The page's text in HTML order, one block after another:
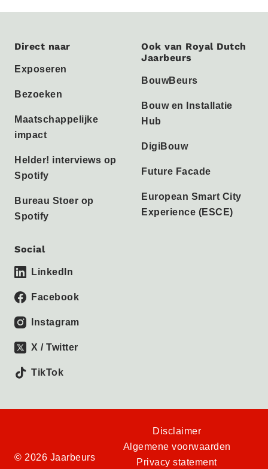
Direct naar
Exposeren
Bezoeken
Maatschappelijke
impact
Helder! interviews op
Spotify
Bureau Stoer op
Spotify
Ook van Royal Dutch
Jaarbeurs
BouwBeurs
Bouw en Installatie
Hub
DigiBouw
Future Facade
European Smart City
Experience (ESCE)
Social
LinkedIn
Facebook
Instagram
X / Twitter
TikTok
© 2026 Jaarbeurs
Disclaimer
Algemene voorwaarden
Privacy statement